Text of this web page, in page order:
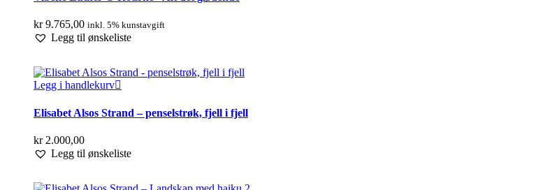
kr9.765,00 inkl. 5% kunstavgift
Legg til ønskeliste
Legg i handlekurv
Elisabet Alsos Strand – penselstrøk, fjell i fjell
kr2.000,00
Legg til ønskeliste